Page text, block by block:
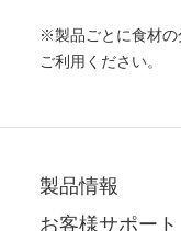
※製品ごとに食材の
ご利用ください。
製品情報
お客様サポート